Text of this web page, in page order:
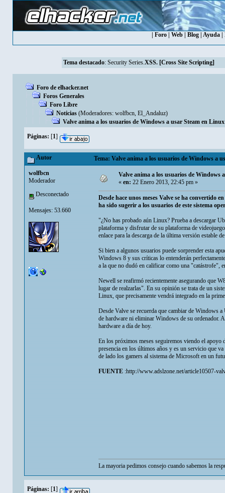
Foro| Web| Blog| Ayuda|
Tema destacado: Security Series.XSS. [Cross Site Scripting]
Foro de elhacker.net
Foros Generales
Foro Libre
Noticias (Moderadores: wolfbcn, El_Andaluz)
Valve anima a los usuarios de Windows a usar Steam en Linux
Páginas: [1]
Autor Tema: Valve anima a los usuarios de Windows a
wolfbcn
Moderador
Desconectado
Mensajes: 53.660
Valve anima a los usuarios de Windows
«en:22 Enero 2013, 22:45 pm »
Desde hace unos meses Valve se ha convertido
ha sido sugerir a los usuarios de este sistema
"¿No has probado aún Linux? Prueba a descargar
plataforma y disfrutar de su plataforma de
enlace para la descarga de la última versión estable
Si bien a algunos usuarios puede sorprender esta
Windows 8 y sus críticas lo entenderán
a la que no dudó en calificar como una "catástrofe",
Newell se reafirmó recientemente asegurando que
lugar de realzarlas". En su opinión se trata de un
Linux, que precisamente vendrá integrado en la
Desde Valve se recuerda que cambiar de Windows
de hardware ni eliminar Windows de su ordenador.
hardware a día de hoy.
En los próximos meses seguiremos viendo el
presencia en los últimos años y es un servicio que
de lado los gamers al sistema de Microsoft en un
FUENTE:http://www.adslzone.net/article10507-
La mayoria pedimos consejo cuando sabemos la
Páginas: [1]